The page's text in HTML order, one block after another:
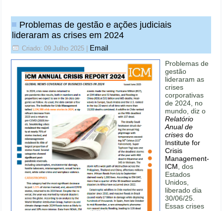
Problemas de gestão e ações judiciais
lideraram as crises em 2024
Criado: 09 Julho 2025 Email
Problemas de
gestão
lideraram as
crises
corporativas
de 2024, no
mundo, diz o
Relatório
Anual de
crises do
Institute for
Crisis
Management-
ICM , dos
Estados
Unidos,
liberado dia
30/06/25.
Essas crises